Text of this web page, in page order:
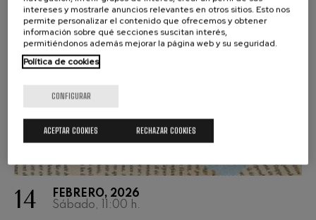
14
FEBRERO, 2026
Sábado, 11:00 h.
intereses y mostrarle anuncios relevantes en otros sitios. Esto nos
permite personalizar el contenido que ofrecemos y obtener
información sobre qué secciones suscitan interés,
permitiéndonos además mejorar la página web y su seguridad.
Política de cookies
CONFIGURAR
RECHAZAR COOKIES
ACEPTAR COOKIES